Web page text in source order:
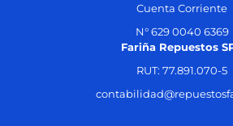
Cuenta Corriente
N° 629 0040 6369
Fariña Repuestos
RUT: 77.891.070-5